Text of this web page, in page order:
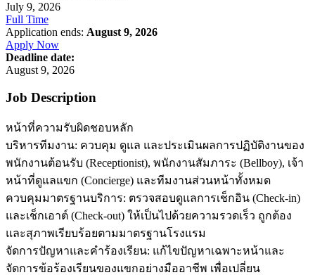
July 9, 2026
Full Time
Application ends: August 9, 2026
Apply Now
Deadline date:
August 9, 2026
Job Description
หน้าที่ความรับผิดชอบหลัก
บริหารทีมงาน: ควบคุม ดูแล และประเมินผลการปฏิบัติงานของ
พนักงานต้อนรับ (Receptionist), พนักงานสัมภาระ (Bellboy), เจ้า
หน้าที่ดูแลแขก (Concierge) และทีมงานส่วนหน้าทั้งหมด
ควบคุมมาตรฐานบริการ: ตรวจสอบดูแลการเช็กอิน (Check-in)
และเช็กเอาต์ (Check-out) ให้เป็นไปด้วยความรวดเร็ว ถูกต้อง
และสุภาพเรียบร้อยตามมาตรฐานโรงแรม
จัดการปัญหาและคำร้องเรียน: แก้ไขปัญหาเฉพาะหน้าและ
จัดการข้อร้องเรียนของแขกอย่างมืออาชีพ เพื่อเปลี่ยน